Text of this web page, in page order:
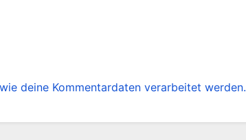
deine Kommentardaten verarbeitet werden.